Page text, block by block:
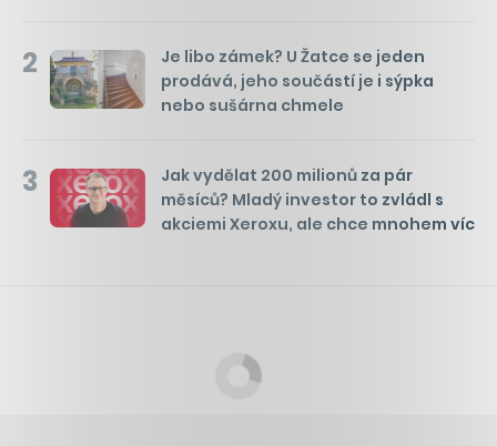
2
Je libo zámek? U Žatce se jeden
prodává, jeho součástí je i sýpka
nebo sušárna chmele
3
Jak vydělat 200 milionů za pár
měsíců? Mladý investor to zvládl s
akciemi Xeroxu, ale chce mnohem víc